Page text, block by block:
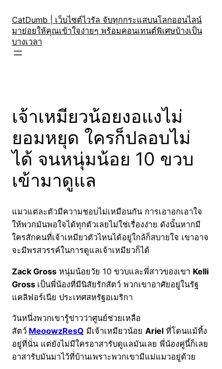
content
CatDumb | เว็บไซต์ไวรัล จับทุกกระแสบนโลกออนไลน์
มาย่อยให้คุณเข้าใจง่ายๆ พร้อมคอนเทนต์พิเศษบ้างเป็น
บางเวลา
เจ้าเหมียวน้อยงอแงไม่
ยอมหยุด ใครก็ปลอบไม่
ได้ จนหนุ่มน้อย 10 ขวบ
เข้ามาดูแล
แมวแต่ละตัวมีความชอบไม่เหมือนกัน การเอาอกเอาใจ
ให้พวกมันพอใจได้ทุกตัวเลยไม่ใช่เรื่องง่าย ดังนั้นหากมี
ใครสักคนที่เจ้าเหมียวตัวไหนได้อยู่ใกล้ก็สบายใจ เขาอาจ
จะมีพรสวรรค์ในการดูแลเจ้าเหมียวก็ได้
Zack Gross หนุ่มน้อยวัย 10 ขวบและพี่สาวของเขา Kelli
Gross เป็นพี่น้องที่มีนิสัยรักสัตว์ พวกเขาอาศัยอยู่ในรัฐ
แคลิฟอร์เนีย ประเทศสหรัฐอเมริกา
วันหนึ่งพวกเขารู้ข่าวว่าศูนย์ช่วยเหลือ
สัตว์ MeoowzResQ มีเจ้าเหมียวน้อย Ariel ที่โดนแม้ทิ้ง
อยู่ที่นั่น แต่ยังไม่มีใครอาสารับดูแลมันเลย พี่น้องคู่นี้ก็เลย
อาสารับมันมาไว้ที่บ้านเพราะพวกเขามีแม่แมวอยู่ด้วย